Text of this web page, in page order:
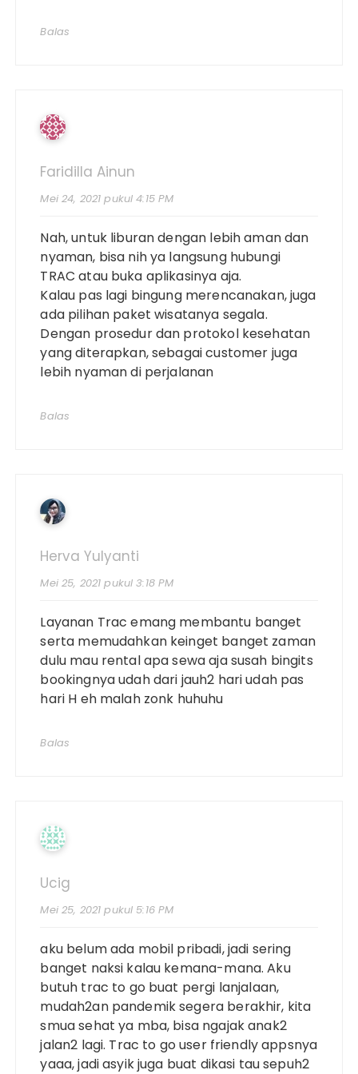
Balas
Faridilla Ainun
Mei 24, 2021 pukul 4:15 PM
Nah, untuk liburan dengan lebih aman dan
nyaman, bisa nih ya langsung hubungi
TRAC atau buka aplikasinya aja.
Kalau pas lagi bingung merencanakan, juga
ada pilihan paket wisatanya segala.
Dengan prosedur dan protokol kesehatan
yang diterapkan, sebagai customer juga
lebih nyaman di perjalanan
Balas
Herva Yulyanti
Mei 25, 2021 pukul 3:18 PM
Layanan Trac emang membantu banget
serta memudahkan keinget banget zaman
dulu mau rental apa sewa aja susah bingits
bookingnya udah dari jauh2 hari udah pas
hari H eh malah zonk huhuhu
Balas
Ucig
Mei 25, 2021 pukul 5:16 PM
aku belum ada mobil pribadi, jadi sering
banget naksi kalau kemana-mana. Aku
butuh trac to go buat pergi lanjalaan,
mudah2an pandemik segera berakhir, kita
smua sehat ya mba, bisa ngajak anak2
jalan2 lagi. Trac to go user friendly appsnya
yaaa, jadi asyik juga buat dikasi tau sepuh2